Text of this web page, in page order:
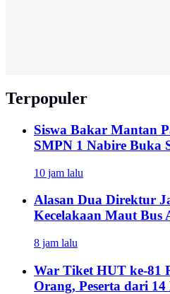
Terpopuler
Siswa Bakar Mantan
SMPN 1 Nabire Buka
10 jam lalu
Alasan Dua Direktur
Kecelakaan Maut Bus
8 jam lalu
War Tiket HUT ke-81
Orang, Peserta dari 14